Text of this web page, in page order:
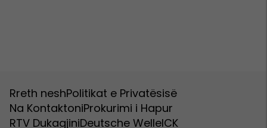
Rreth neshPolitikat e Privatësisë
Na KontaktoniProkurimi i Hapur
RTV DukagjiniDeutsche WelleICK